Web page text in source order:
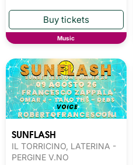
Music
SUNFLASH
IL TORRICINO, LATERINA -
PERGINE V.NO